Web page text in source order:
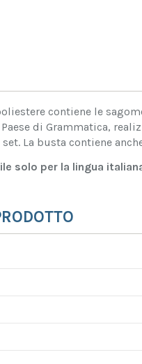
contiene le
di Grammatica,
La busta contiene
solo per la lingua